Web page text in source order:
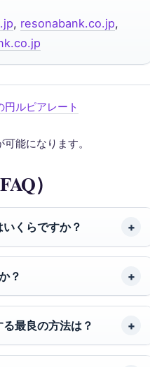
, resonabank.co.jp,
円ルピアレート
能になります。
）
くらですか？
？
最良の方法は？